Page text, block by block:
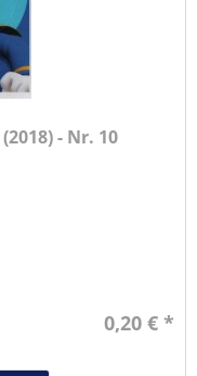
- Nr. 10
0,20 € *